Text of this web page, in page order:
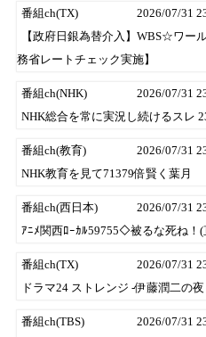
番組ch(TX)
2026/07/31
【政府日銀為替介入】WBS☆ワー
務省レートチェック実施】
番組ch(NHK)
2026/07/31
NHK総合を常に実況し続けるスレ
番組ch(教育)
2026/07/31
NHK教育を見て71379倍賢く葉月
番組ch(西日本)
2026/07/31
ｱﾆﾒ関西ﾛｰｶﾙ59755◇被るな死ね！(
番組ch(TX)
2026/07/31
ドラマ24 ストレンジ -伊藤潤二の
番組ch(TBS)
2026/07/31